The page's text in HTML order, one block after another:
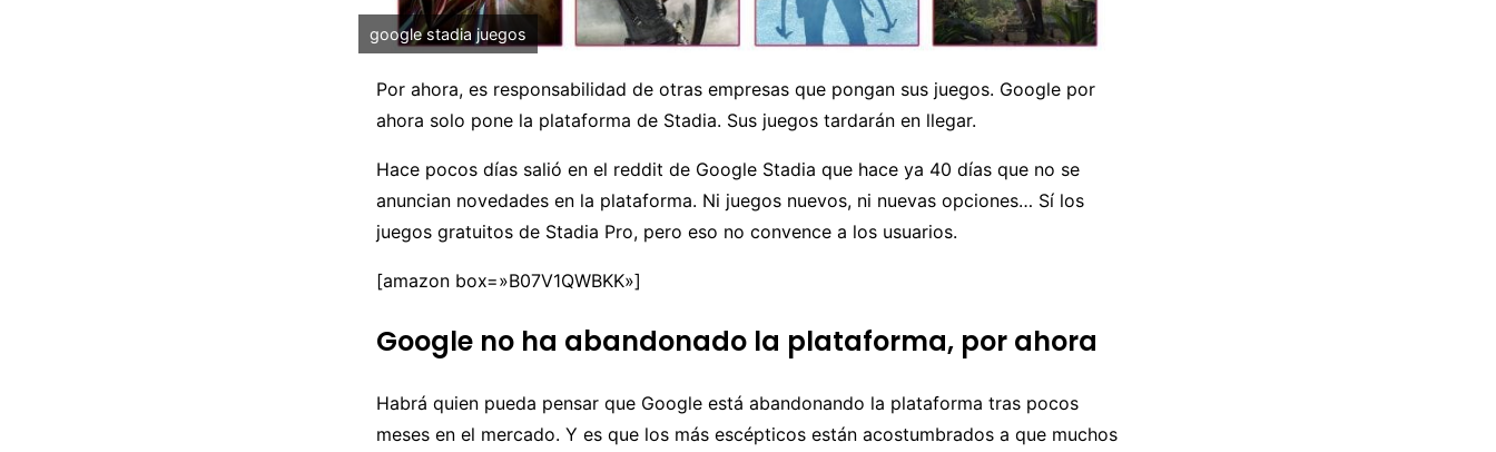
google stadia juegos
Por ahora, es responsabilidad de otras empresas que pongan sus juegos. Google por
ahora solo pone la plataforma de Stadia. Sus juegos tardarán en llegar.
Hace pocos días salió en el reddit de Google Stadia que hace ya 40 días que no se
anuncian novedades en la plataforma. Ni juegos nuevos, ni nuevas opciones… Sí los
juegos gratuitos de Stadia Pro, pero eso no convence a los usuarios.
[amazon box=»B07V1QWBKK»]
Google no ha abandonado la plataforma, por ahora
Habrá quien pueda pensar que Google está abandonando la plataforma tras pocos
meses en el mercado. Y es que los más escépticos están acostumbrados a que muchos